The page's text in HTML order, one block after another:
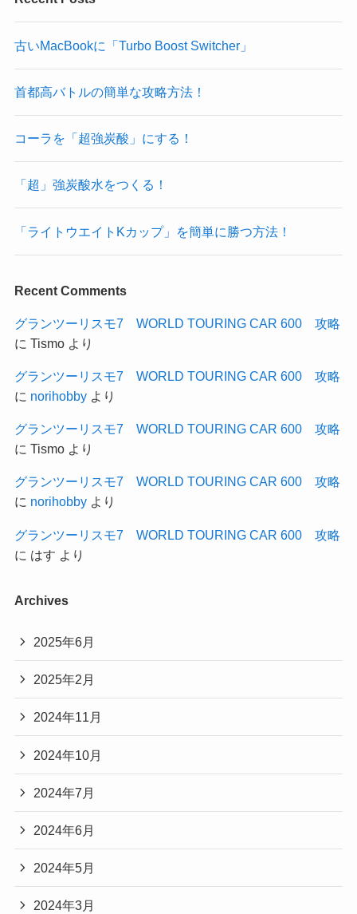
古いMacBookに「Turbo Boost Switcher」
首都高バトルの簡単な攻略方法！
コーラを「超強炭酸」にする！
「超」強炭酸水をつくる！
「ライトウエイトKカップ」を簡単に勝つ方法！
Recent Comments
グランツーリスモ7 WORLD TOURING CAR 600 攻略
に Tismoより
グランツーリスモ7 WORLD TOURING CAR 600 攻略
に norihobbyより
グランツーリスモ7 WORLD TOURING CAR 600 攻略
に Tismoより
グランツーリスモ7 WORLD TOURING CAR 600 攻略
に norihobbyより
グランツーリスモ7 WORLD TOURING CAR 600 攻略
に はす より
Archives
2025年6月
2025年2月
2024年11月
2024年10月
2024年7月
2024年6月
2024年5月
2024年3月